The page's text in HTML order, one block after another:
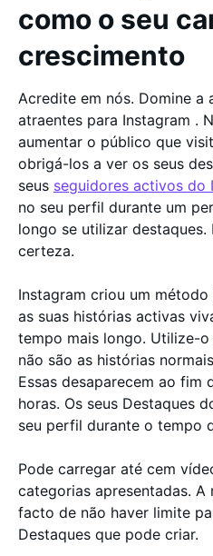
como o seu
crescimento
Acredite em nós. Domine a
atraentes para Instagram .
aumentar o público que
obrigá-los a ver os seus
seus seguidores activos do
no seu perfil durante um
longo se utilizar
certeza.
Instagram criou um
as suas histórias activas
tempo mais longo. Utilize-
não são as histórias
Essas desaparecem ao fim
horas. Os seus Destaques
seu perfil durante o tempo
Pode carregar até cem
categorias apresentadas.
facto de não haver limite
Destaques que pode criar.